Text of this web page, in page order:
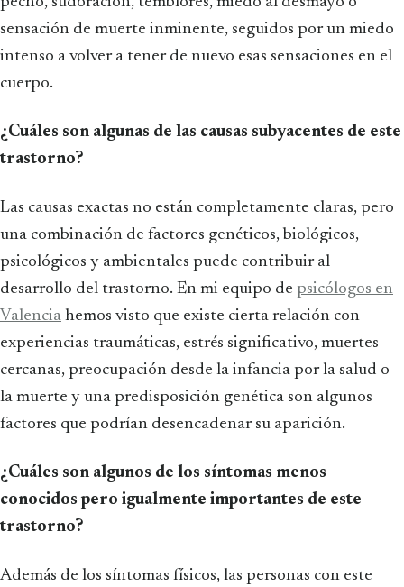
sensación de muerte inminente, seguidos por un miedo
intenso a volver a tener de nuevo esas sensaciones en el
cuerpo.
¿Cuáles son algunas de las causas subyacentes de este
trastorno?
Las causas exactas no están completamente claras, pero
una combinación de factores genéticos, biológicos,
psicológicos y ambientales puede contribuir al
desarrollo del trastorno. En mi equipo de psicólogos en
Valencia hemos visto que existe cierta relación con
experiencias traumáticas, estrés significativo, muertes
cercanas, preocupación desde la infancia por la salud o
la muerte y una predisposición genética son algunos
factores que podrían desencadenar su aparición.
¿Cuáles son algunos de los síntomas menos
conocidos pero igualmente importantes de este
trastorno?
Además de los síntomas físicos, las personas con este